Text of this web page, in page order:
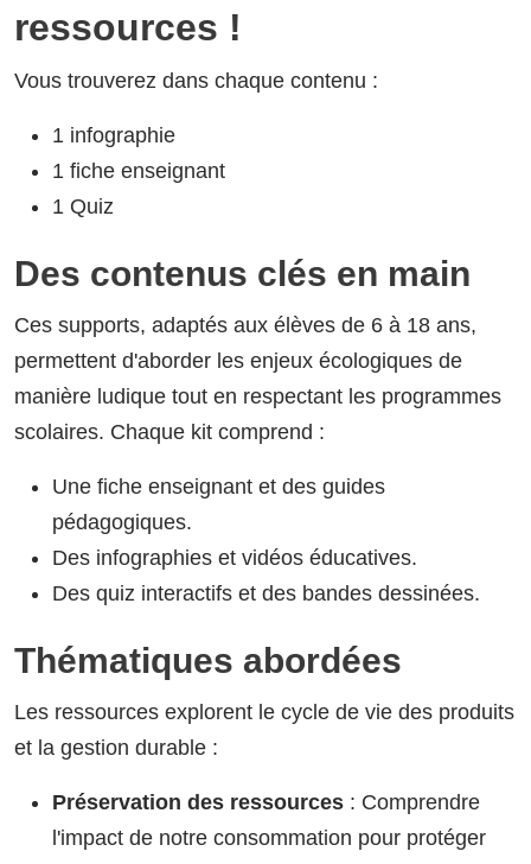
ressources !
Vous trouverez dans chaque contenu :
1 infographie
1 fiche enseignant
1 Quiz
Des contenus clés en main
Ces supports, adaptés aux élèves de 6 à 18 ans,
permettent d'aborder les enjeux écologiques de
manière ludique tout en respectant les programmes
scolaires. Chaque kit comprend :
Une fiche enseignant et des guides
pédagogiques.
Des infographies et vidéos éducatives.
Des quiz interactifs et des bandes dessinées.
Thématiques abordées
Les ressources explorent le cycle de vie des produits
et la gestion durable :
Préservation des ressources : Comprendre
l'impact de notre consommation pour protéger